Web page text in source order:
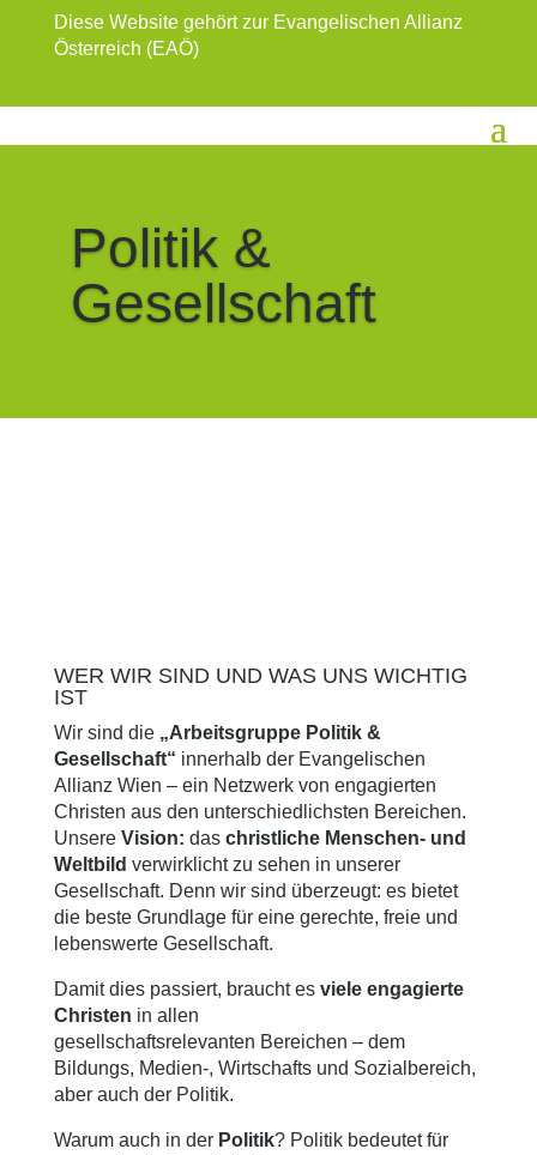
Diese Website gehört zur Evangelischen Allianz
Österreich (EAÖ)
Politik &
Gesellschaft
WER WIR SIND UND WAS UNS WICHTIG
IST
Wir sind die „Arbeitsgruppe Politik &
Gesellschaft“ innerhalb der Evangelischen
Allianz Wien – ein Netzwerk von engagierten
Christen aus den unterschiedlichsten Bereichen.
Unsere Vision: das christliche Menschen- und
Weltbild verwirklicht zu sehen in unserer
Gesellschaft. Denn wir sind überzeugt: es bietet
die beste Grundlage für eine gerechte, freie und
lebenswerte Gesellschaft.
Damit dies passiert, braucht esviele engagierte
Christen in allen
gesellschaftsrelevanten Bereichen – dem
Bildungs, Medien-, Wirtschafts und Sozialbereich,
aber auch der Politik.
Warum auch in der Politik? Politik bedeutet für